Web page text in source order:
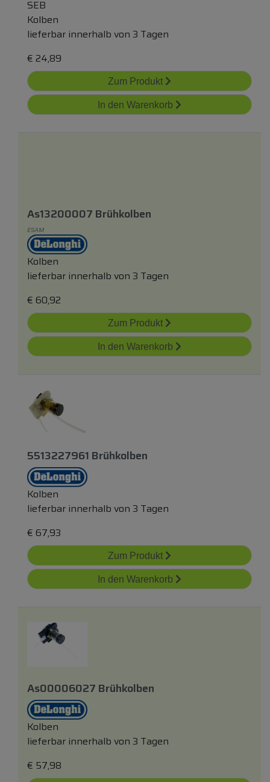
SEB
Kolben
lieferbar innerhalb von 3 Tagen
€ 24,89
Zum Produkt
In den Warenkorb
As13200007 Brühkolben
ESAM
Kolben
lieferbar innerhalb von 3 Tagen
€ 60,92
Zum Produkt
In den Warenkorb
5513227961 Brühkolben
Kolben
lieferbar innerhalb von 3 Tagen
€ 67,93
Zum Produkt
In den Warenkorb
As00006027 Brühkolben
Kolben
lieferbar innerhalb von 3 Tagen
€ 57,98